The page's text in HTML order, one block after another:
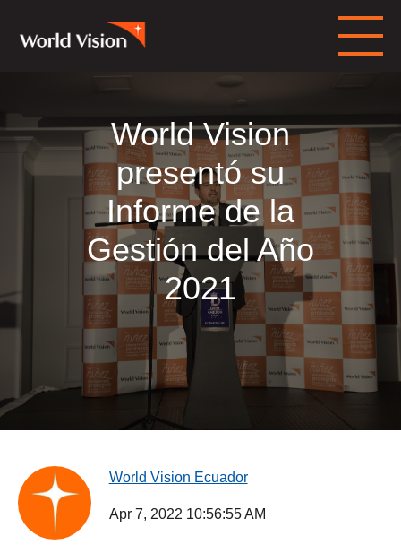
World Vision
presentó su
Informe de la
Gestión del Año
2021
World Vision Ecuador
Apr 7, 2022 10:56:55 AM